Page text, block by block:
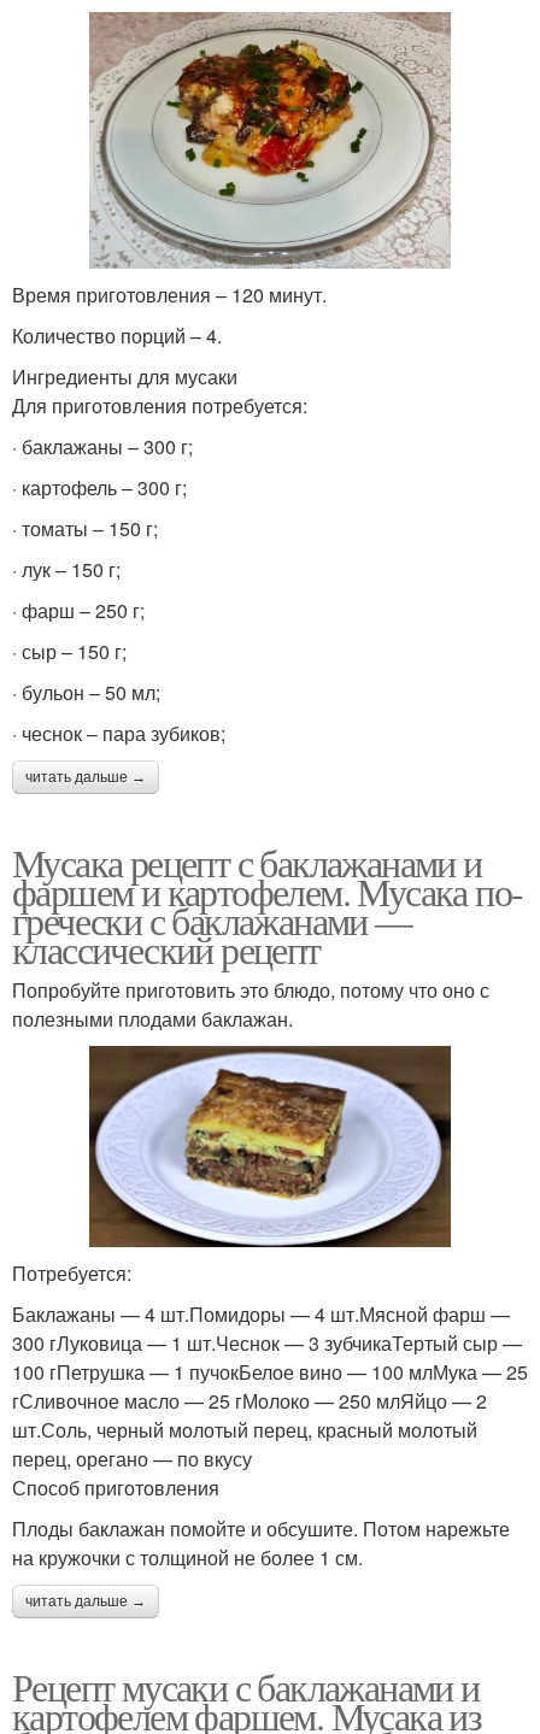
Время приготовления – 120 минут.
Количество порций – 4.
Ингредиенты для мусаки
Для приготовления потребуется:
· баклажаны – 300 г;
· картофель – 300 г;
· томаты – 150 г;
· лук – 150 г;
· фарш – 250 г;
· сыр – 150 г;
· бульон – 50 мл;
· чеснок – пара зубиков;
читать дальше →
Мусака рецепт с баклажанами и
фаршем и картофелем. Мусака по-
гречески с баклажанами —
классический рецепт
Попробуйте приготовить это блюдо, потому что оно с
полезными плодами баклажан.
Потребуется:
Баклажаны — 4 шт.Помидоры — 4 шт.Мясной фарш —
300 гЛуковица — 1 шт.Чеснок — 3 зубчикаТертый сыр —
100 гПетрушка — 1 пучокБелое вино — 100 млМука — 25
гСливочное масло — 25 гМолоко — 250 млЯйцо — 2
шт.Соль, черный молотый перец, красный молотый
перец, орегано — по вкусу
Способ приготовления
Плоды баклажан помойте и обсушите. Потом нарежьте
на кружочки с толщиной не более 1 см.
читать дальше →
Рецепт мусаки с баклажанами и
картофелем фаршем. Мусака из